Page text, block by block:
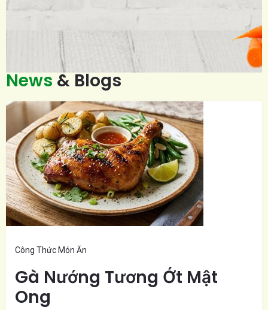
News & Blogs
Công Thức Món Ăn
Gà Nướng Tương Ớt Mật
Ong